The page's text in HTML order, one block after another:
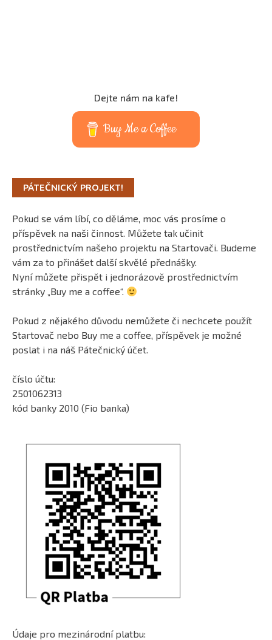
Dejte nám na kafe!
Buy Me a Coffee
PÁTEČNICKÝ PROJEKT!
Pokud se vám líbí, co děláme, moc vás prosíme o
příspěvek na naši činnost. Můžete tak učinit
prostřednictvím našeho projektu na Startovači. Budeme
vám za to přinášet další skvělé přednášky.
Nyní můžete přispět i jednorázově prostřednictvím
stránky „Buy me a coffee“.
Pokud z nějakého důvodu nemůžete či nechcete použít
Startovač nebo Buy me a coffee, příspěvek je možné
poslat i na náš Pátečnický účet.
číslo účtu:
2501062313
kód banky 2010 (Fio banka)
Údaje pro mezinárodní platbu: